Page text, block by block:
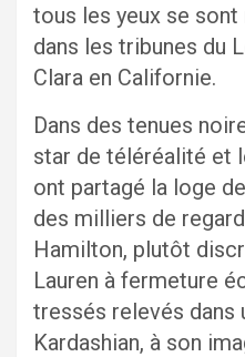
tous les yeux se
dans les tribunes du
Clara en Californie.
Dans des tenues
star de téléréalité et
ont partagé la loge
des milliers de
Hamilton, plutôt
Lauren à fermeture
tressés relevés dans
Kardashian, à son